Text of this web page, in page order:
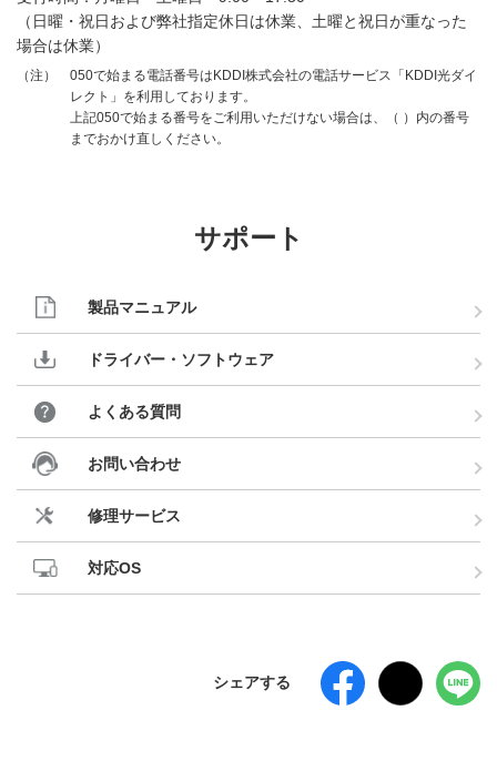
（日曜・祝日および弊社指定休日は休業、土曜と祝日が重なった
場合は休業）
（注）
050で始まる電話番号はKDDI株式会社の電話サービス「KDDI光ダイ
レクト」を利用しております。
上記050で始まる番号をご利用いただけない場合は、（ ）内の番号
までおかけ直しください。
サポート
製品マニュアル
ドライバー・ソフトウェア
よくある質問
お問い合わせ
修理サービス
対応OS
シェアする